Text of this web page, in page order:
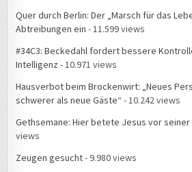
Quer durch Berlin: Der „Marsch für das
Abtreibungen ein - 11.599 views
#34C3: Beckedahl fordert bessere
Intelligenz - 10.971 views
Hausverbot beim Brockenwirt: „Neues
schwerer als neue Gäste“ - 10.242 views
Gethsemane: Hier betete Jesus vor seiner
views
Zeugen gesucht- 9.980 views